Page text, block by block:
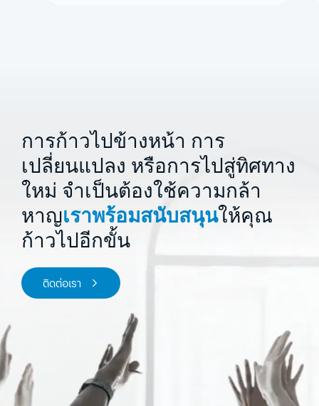
การก้าวไปข้างหน้า การ
เปลี่ยนแปลง หรือการไปสู่ทิศทาง
ใหม่ จำเป็นต้องใช้ความกล้า
หาญเราพร้อมสนับสนุนให้คุณ
ก้าวไปอีกขั้น
ติดต่อเรา